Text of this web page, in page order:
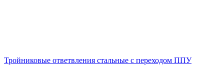
Тройниковые ответвления стальные с переходом ППУ